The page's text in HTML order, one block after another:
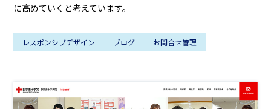
に高めていくと考えています。
レスポンシブデザイン ブログ お問合せ管理